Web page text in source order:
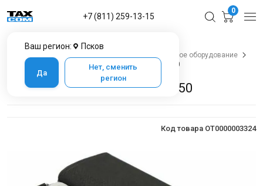
Ваш регион: Псков
Да
Нет, сменить
регион
+7 (811) 259-13-15
0
Банковское оборудование
Счётчики банкнот
Счетчик банкнот MERTECH 50
Счетчик банкнот MERTECH 50
Код товара OT0000003324